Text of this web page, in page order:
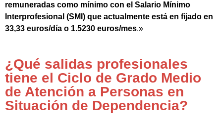
remuneradas como mínimo con el Salario Mínimo
Interprofesional (SMI) que actualmente está en fijado en
33,33 euros/día o 1.5230 euros/mes.»
¿Qué salidas profesionales
tiene el Ciclo de Grado Medio
de Atención a Personas en
Situación de Dependencia?